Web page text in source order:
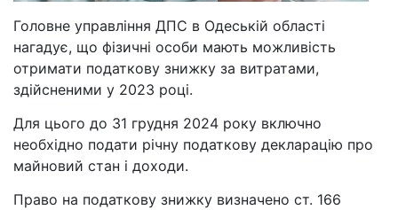
Головне управління ДПС в Одеській області
нагадує, що фізичні особи мають можливість
отримати податкову знижку за витратами,
здійсненими у 2023 році.
Для цього до 31 грудня 2024 року включно
необхідно подати річну податкову декларацію про
майновий стан і доходи.
Право на податкову знижку визначено ст. 166